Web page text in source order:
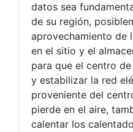
datos sea
de su región,
aprovechamiento de
en el sitio y el
para que el centro
y estabilizar la red
proveniente del
pierde en el aire,
calentar los